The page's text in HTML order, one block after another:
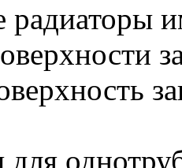
радиаторы
для